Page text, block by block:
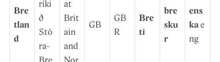
Bre
tlan
d
ríki
ð
Stó
ra-
at
Brit
ain
and
GB
GB
R
Bre
ti
bre
sku
r
ens
ka e
ng